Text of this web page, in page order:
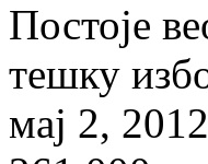
Постоје
тешку
мај 2,